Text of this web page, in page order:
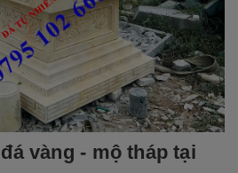
vàng - mộ tháp tại